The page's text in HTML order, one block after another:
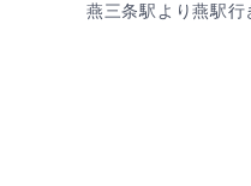
燕三条駅より燕駅